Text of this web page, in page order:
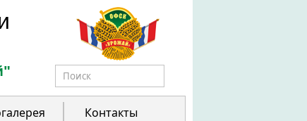
Форма поиска
Контакты